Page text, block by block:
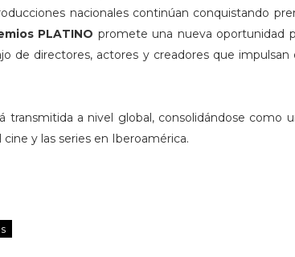
nacionales continúan conquistando
PLATINO promete una nueva oportunidad
de directores, actores y creadores que
transmitida a nivel global, consolidándose como
y las series en Iberoamérica.